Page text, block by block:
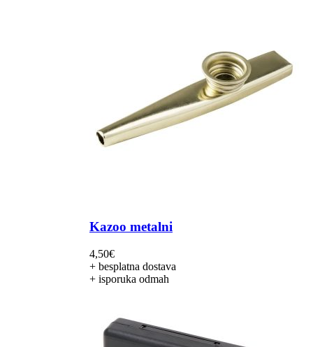
Kazoo metalni
4,50€
+ besplatna dostava
+ isporuka odmah